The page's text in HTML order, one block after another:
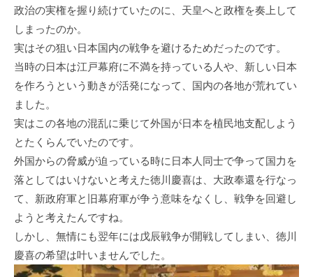
政治の実権を握り続けていたのに、天皇へと政権を奏上して
しまったのか。
実はその狙い日本国内の戦争を避けるためだったのです。
当時の日本は江戸幕府に不満を持っている人や、新しい日本
を作ろうという動きが活発になって、国内の各地が荒れてい
ました。
実はこの各地の混乱に乗じて外国が日本を植民地支配しよう
とたくらんでいたのです。
外国からの脅威が迫っている時に日本人同士で争って国力を
落としてはいけないと考えた徳川慶喜は、大政奉還を行なっ
て、新政府軍と旧幕府軍が争う意味をなくし、戦争を回避し
ようと考えたんですね。
しかし、無情にも翌年には戊辰戦争が開戦してしまい、徳川
慶喜の希望は叶いませんでした。